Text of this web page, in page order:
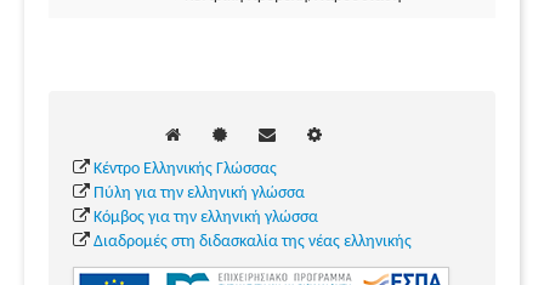
Κέντρο Ελληνικής Γλώσσας
Πύλη για την ελληνική γλώσσα
Κόμβος για την ελληνική γλώσσα
Διαδρομές στη διδασκαλία της νέας ελληνικής